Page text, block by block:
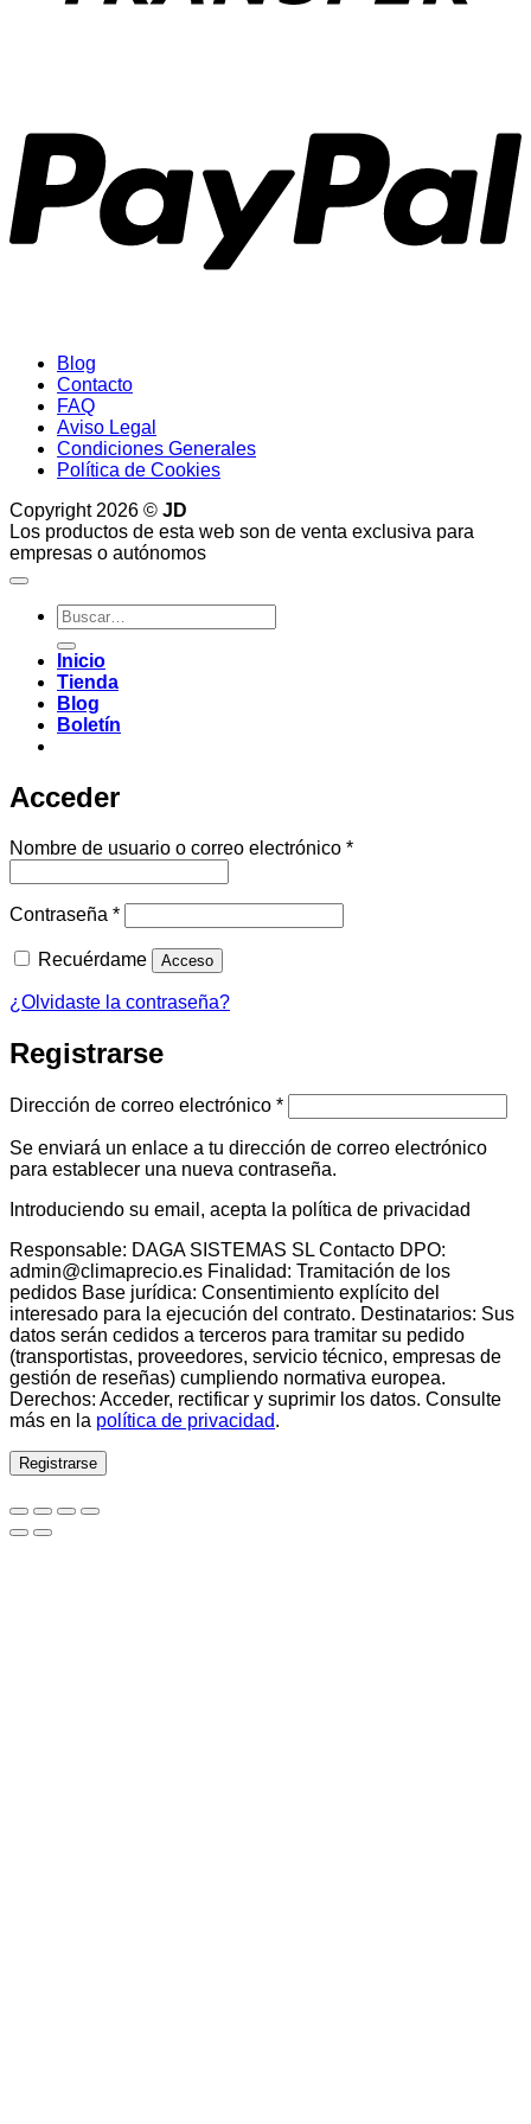
Blog
Contacto
FAQ
Aviso Legal
Condiciones Generales
Política de Cookies
Copyright 2026 © JD
Los productos de esta web son de venta exclusiva para
empresas o autónomos
Buscar
por:
Inicio
Tienda
Blog
Boletín
Acceder
Nombre de usuario o correo electrónico *Obligatorio
Contraseña *Obligatorio
Recuérdame Acceso
¿Olvidaste la contraseña?
Registrarse
Dirección de correo electrónico *Obligatorio
Se enviará un enlace a tu dirección de correo electrónico
para establecer una nueva contraseña.
Introduciendo su email, acepta la política de privacidad
Responsable: DAGA SISTEMAS SL Contacto DPO:
admin@climaprecio.es Finalidad: Tramitación de los
pedidos Base jurídica: Consentimiento explícito del
interesado para la ejecución del contrato. Destinatarios: Sus
datos serán cedidos a terceros para tramitar su pedido
(transportistas, proveedores, servicio técnico, empresas de
gestión de reseñas) cumpliendo normativa europea.
Derechos: Acceder, rectificar y suprimir los datos. Consulte
más en la política de privacidad.
Registrarse